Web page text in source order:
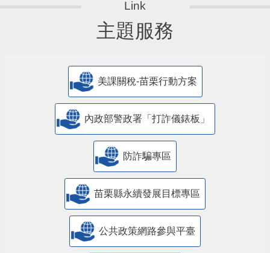
主題服務
美課關稅-苗栗行動方案
內政部警政署「打詐儀錶板」
防詐騙專區
苗栗縣永續發展目標專區
公共政策網路參與平臺